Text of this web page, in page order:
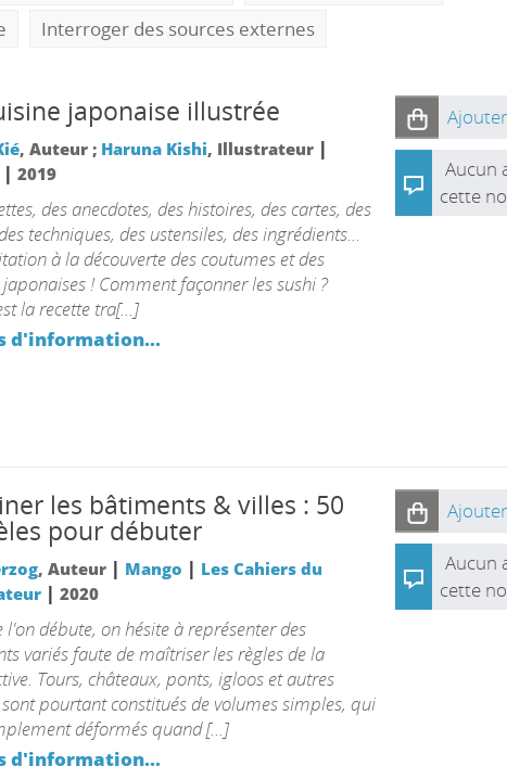
Interroger des sources externes
japonaise illustrée
, Auteur ; Haruna Kishi, Illustrateur |
| 2019
des anecdotes, des histoires, des cartes, des
techniques, des ustensiles, des ingrédients...
à la découverte des coutumes et des
! Comment façonner les sushi ?
la recette tra[...]
d'information...
Aucun
cette
les bâtiments & villes : 50
pour débuter
, Auteur | Mango | Les Cahiers du
| 2020
l'on débute, on hésite à représenter des
variés faute de maîtriser les règles de la
Tours, châteaux, ponts, igloos et autres
pourtant constitués de volumes simples, qui
déformés quand [...]
d'information...
Aucun
cette